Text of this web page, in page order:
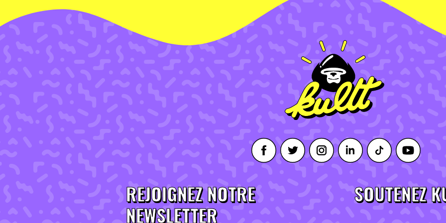
REJOIGNEZ NOTRE
NEWSLETTER
SOUTENEZ